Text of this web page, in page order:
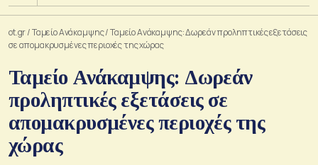
ot.gr/Ταμείο Ανάκαμψης/Ταμείο Ανάκαμψης: Δωρεάν προληπτικές εξετάσεις
σε απομακρυσμένες περιοχές της χώρας
Ταμείο Ανάκαμψης: Δωρεάν
προληπτικές εξετάσεις σε
απομακρυσμένες περιοχές της
χώρας